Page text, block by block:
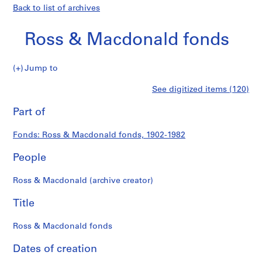
Back to list of archives
Ross & Macdonald fonds
RossJump to
i
s
:
r
j
c
s
&
Macdonald
fonds
See digitized items (120)
Part of
Fonds: Ross & Macdonald fonds, 1902-1982
People
Ross & Macdonald (archive creator)
Title
Ross & Macdonald fonds
Dates of creation